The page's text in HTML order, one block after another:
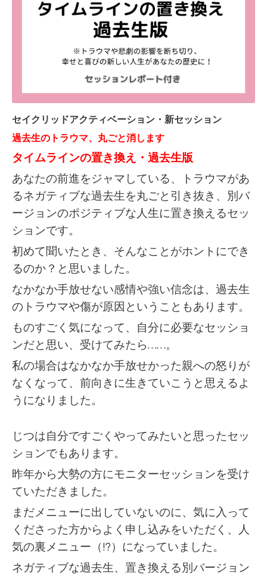
セイクリッドアクティベーション・新セッション
過去生のトラウマ、丸ごと消します
タイムラインの置き換え・過去生版
あなたの前進をジャマしている、トラウマがあ
るネガティブな過去生を丸ごと引き抜き、別バ
ージョンのポジティブな人生に置き換えるセッ
ションです。
初めて聞いたとき、そんなことがホントにでき
るのか？と思いました。
なかなか手放せない感情や強い信念は、過去生
のトラウマや傷が原因ということもあります。
ものすごく気になって、自分に必要なセッショ
ンだと思い、受けてみたら……。
私の場合はなかなか手放せかった親への怒りが
なくなって、前向きに生きていこうと思えるよ
うになりました。
じつは自分ですごくやってみたいと思ったセッ
ションでもあります。
昨年から大勢の方にモニターセッションを受け
ていただきました。
まだメニューに出していないのに、気に入って
くださった方からよく申し込みをいただく、人
気の裏メニュー（!?）になっていました。
ネガティブな過去生、置き換える別バージョン